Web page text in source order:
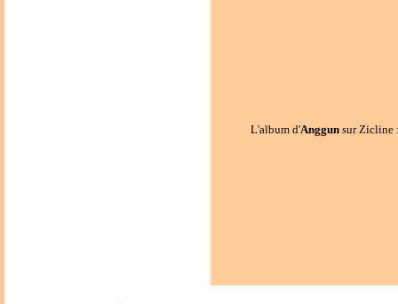
L'album d'Anggun sur Zicline